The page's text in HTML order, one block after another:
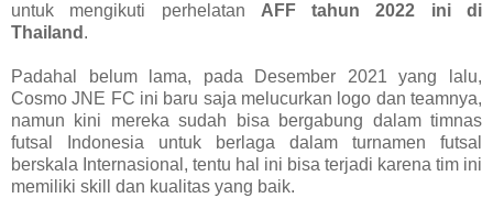
untuk mengikuti perhelatan AFF tahun 2022 ini di
Thailand .
Padahal belum lama, pada Desember 2021 yang lalu,
Cosmo JNE FC ini baru saja melucurkan logo dan teamnya,
namun kini mereka sudah bisa bergabung dalam timnas
futsal Indonesia untuk berlaga dalam turnamen futsal
berskala Internasional, tentu hal ini bisa terjadi karena tim ini
memiliki skill dan kualitas yang baik.